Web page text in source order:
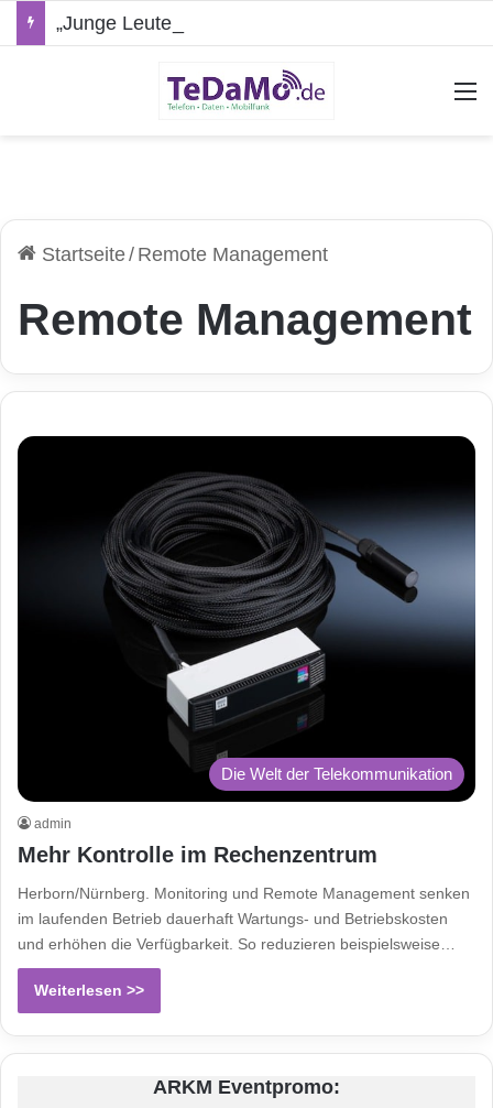
Startseite/ Remote Management
Remote Management
Die Welt der Telekommunikation
admin
Mehr Kontrolle im Rechenzentrum
Herborn/Nürnberg. Monitoring und Remote Management senken
im laufenden Betrieb dauerhaft Wartungs- und Betriebskosten
und erhöhen die Verfügbarkeit. So reduzieren beispielsweise…
Weiterlesen >>
ARKM Eventpromo: